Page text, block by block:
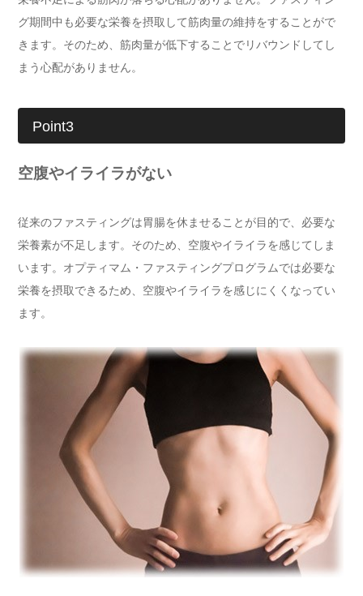
グ期間中も必要な栄養を摂取して筋肉量の維持をすることがで
きます。そのため、筋肉量が低下することでリバウンドしてし
まう心配がありません。
Point3
空腹やイライラがない
従来のファスティングは胃腸を休ませることが目的で、必要な
栄養素が不足します。そのため、空腹やイライラを感じてしま
います。オプティマム・ファスティングプログラムでは必要な
栄養を摂取できるため、空腹やイライラを感じにくくなってい
ます。